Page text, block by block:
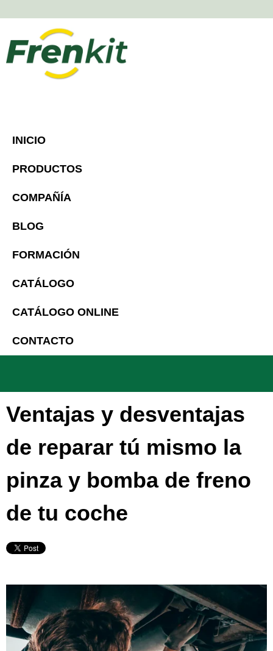
INICIO
PRODUCTOS
COMPAÑÍA
BLOG
FORMACIÓN
CATÁLOGO
CATÁLOGO ONLINE
CONTACTO
Ventajas y desventajas
de reparar tú mismo la
pinza y bomba de freno
de tu coche